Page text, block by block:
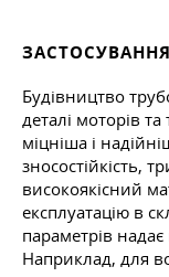
ЗАСТОСУВАННЯ
Будівництво
деталі моторів
міцніша і
зносостійкість,
високоякісний
експлуатацію в
параметрів
Наприклад, для